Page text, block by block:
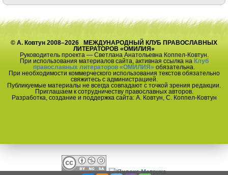
© А. Ковтун 2008–2026 МЕЖДУНАРОДНЫЙ КЛУБ ПРАВОСЛАВНЫХ
ЛИТЕРАТОРОВ «ОМИЛИЯ»
Руководитель проекта — Светлана Анатольевна Коппел-Ковтун.
При использования материалов сайта, активная ссылка на Клуб
православных литераторов «ОМИЛИЯ» обязательна.
При необходимости коммерческого использования текстов обязательно
свяжитесь с администрацией.
Публикуемые материалы не всегда совпадают с точкой зрения редакции.
Приглашаем к сотрудничеству православных авторов.
Разработка, создание и поддержка сайта: А. Ковтун, С. Коппел-Ковтун